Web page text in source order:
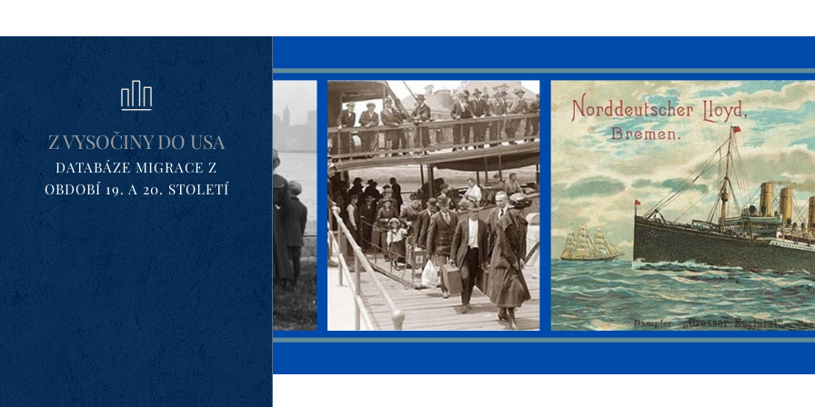
Z VYSOČINY DO USA
DATABÁZE MIGRACE Z
OBDOBÍ 19. A 20. STOLETÍ